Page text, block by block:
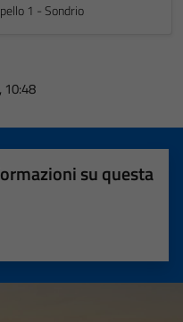
1 - Sondrio
su questa
5